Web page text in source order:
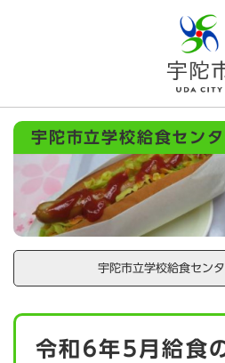
メニューを飛ばし
宇陀市立学校給食セン
宇陀市立学校給食セン
本
令和6年5月給食